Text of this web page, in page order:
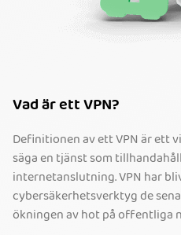
Vad är ett VPN?
Definitionen av ett VPN är ett
säga en tjänst som
internetanslutning. VPN har
cybersäkerhetsverktyg de
ökningen av hot på offentliga